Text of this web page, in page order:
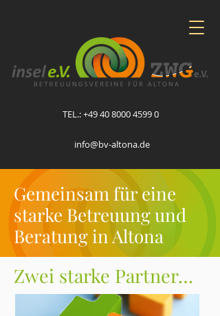
TEL.:+49 40 8000 4599 0
info@bv-altona.de
Gemeinsam für eine
starke Betreuung und
Beratung in Altona
Zwei starke Partner…